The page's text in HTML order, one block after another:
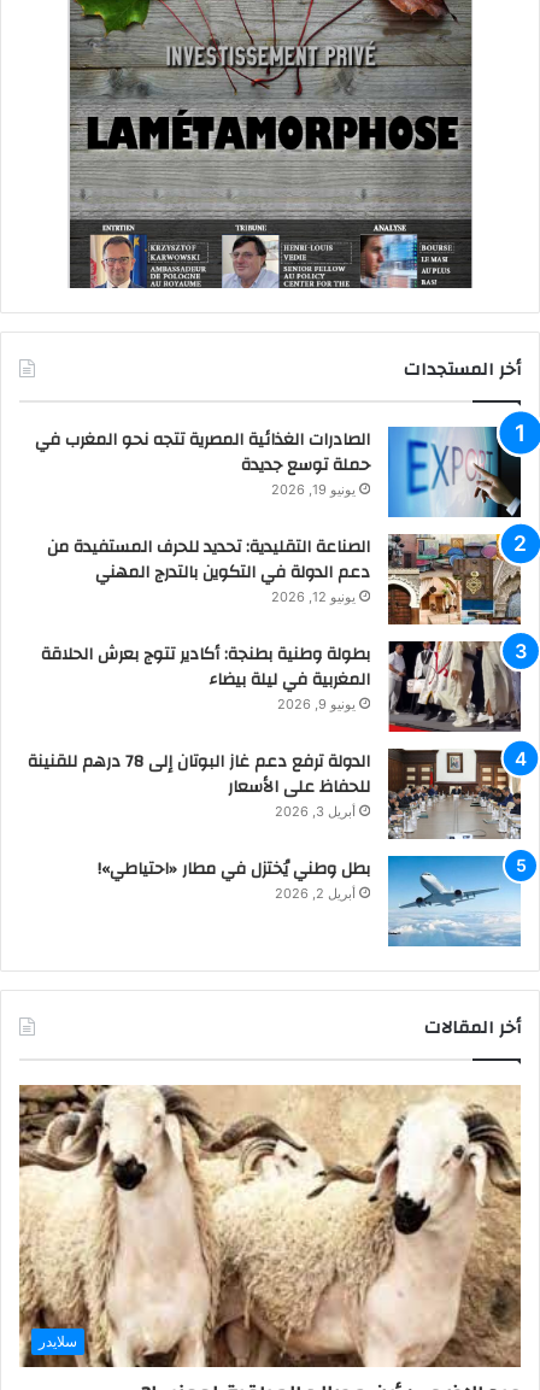
أخر المستجدات
الصادرات الغذائية المصرية تتجه نحو المغرب في
حملة توسع جديدة
يونيو 19, 2026
الصناعة التقليدية: تحديد للحرف المستفيدة من
دعم الدولة في التكوين بالتدرج المهني
يونيو 12, 2026
بطولة وطنية بطنجة: أكادير تتوج بعرش الحلاقة
المغربية في ليلة بيضاء
يونيو 9, 2026
الدولة ترفع دعم غاز البوتان إلى 78 درهم للقنينة
للحفاظ على الأسعار
أبريل 3, 2026
بطل وطني يُختزل في مطار «احتياطي»!
أبريل 2, 2026
أخر المقالات
سلايدر